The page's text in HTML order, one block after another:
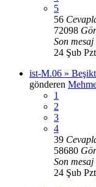
5
56
72098
Son mesaj
24 Şub
ist-M.06 »
gönderen
1
2
3
4
39
58680
Son mesaj
24 Şub